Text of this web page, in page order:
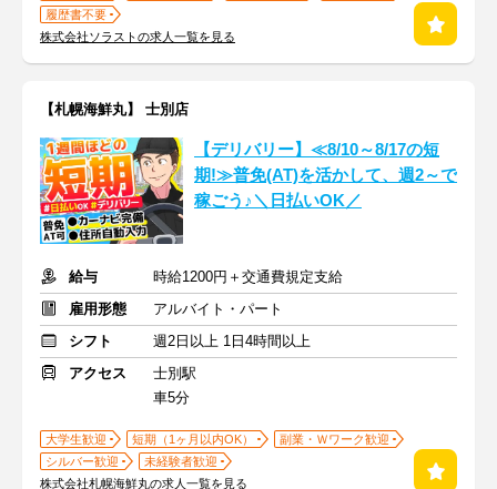
履歴書不要
株式会社ソラストの求人一覧を見る
【札幌海鮮丸】 士別店
【デリバリー】≪8/10～8/17の短
期!≫普免(AT)を活かして、週2～で
稼ごう♪＼日払いOK／
給与
時給1200円＋交通費規定支給
雇用形態
アルバイト・パート
シフト
週2日以上 1日4時間以上
アクセス
士別駅
車5分
大学生歓迎 短期（1ヶ月以内OK）
副業・Ｗワーク歓迎
シルバー歓迎
未経験者歓迎
株式会社札幌海鮮丸の求人一覧を見る